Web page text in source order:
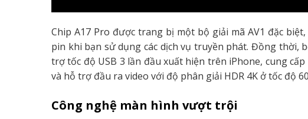
Chip A17 Pro được trang bị một bộ giải mã AV1 đặc
pin khi bạn sử dụng các dịch vụ truyền phát. Đồng thời,
trợ tốc độ USB 3 lần đầu xuất hiện trên iPhone, cung
và hỗ trợ đầu ra video với độ phân giải HDR 4K ở tốc độ
Công nghệ màn hình vượt trội